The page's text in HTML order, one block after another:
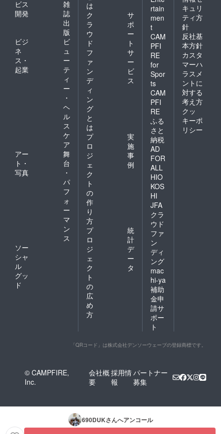
ビス
開発
雑
誌
出
版
ビジ
ネ
ス・
起業
ビ
ュ
ー
テ
ィ
ー
・
ヘ
ル
ス
ケ
ア
アー
ト・
写真
舞
台
・
パ
フ
ォ
ー
マ
ン
ス
ソー
シャ
ル
グッ
ド
は
ク
ラ
ウ
ド
フ
ァ
ン
デ
ィ
ン
グ
と
は
サ
ポ
ー
ト
サ
ー
ビ
ス
プ
ロ
ジ
ェ
ク
ト
の
作
り
方
実
施
事
例
プ
ロ
ジ
ェ
ク
ト
の
広
め
方
統
計
デ
ー
タ
rtain
men
t
CAM
PFI
RE
for
Spor
ts
CAM
PFI
RE
ふる
さと
納税
AD
FOR
ALL
HIO
KOS
HI
JFA
クラ
ウド
ファ
ン
ディ
ング
mac
hi-ya
補助
金申
請サ
ポー
ト
キュリ
ティ方
針
反社基
本方針
カスタ
マーハ
ラスメ
ントに
対する
考え方
クッ
キーポ
リシー
「QRコード」は株式会社デンソーウェーブの登録商標です。
© CAMPFIRE,
Inc.
会社概
要
採用情
報
パートナー
募集
690DUKさんへアンコール